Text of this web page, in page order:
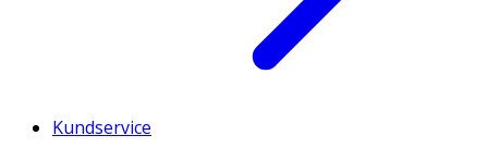
Kundservice